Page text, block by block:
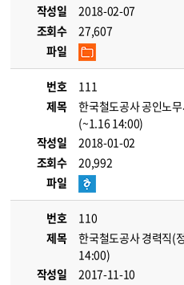
작성일
2018-02-07
조회수
27,607
파일
번호
111
제목
한국철도공사 공인노
(~1.16 14:00)
작성일
2018-01-02
조회수
20,992
파일
번호
110
제목
한국철도공사 경력직(
14:00)
작성일
2017-11-10